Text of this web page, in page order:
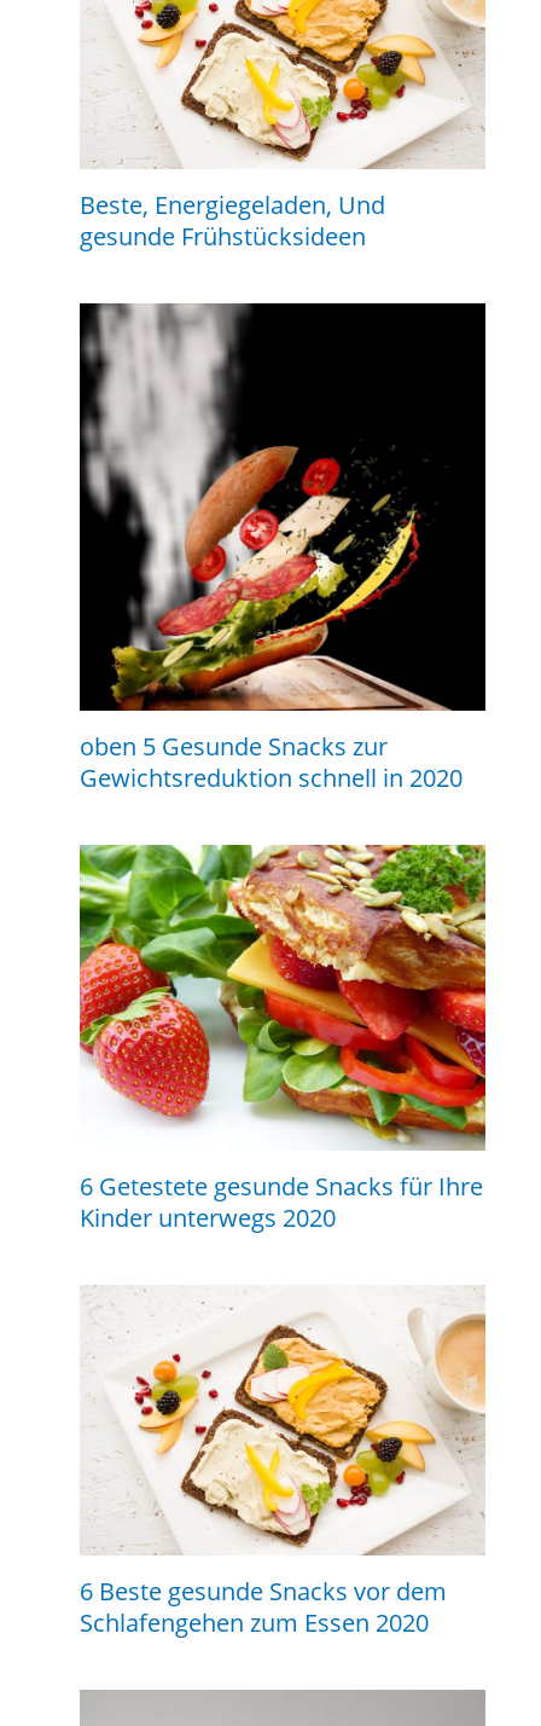
Beste, Energiegeladen, Und
gesunde Frühstücksideen
oben 5 Gesunde Snacks zur
Gewichtsreduktion schnell in 2020
6 Getestete gesunde Snacks für Ihre
Kinder unterwegs 2020
6 Beste gesunde Snacks vor dem
Schlafengehen zum Essen 2020